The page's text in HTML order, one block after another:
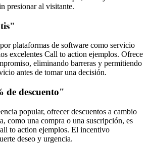
presionar al visitante.
plataformas de software como servicio
excelentes Call to action ejemplos. Ofrece
eliminando barreras y permitiendo
antes de tomar una decisión.
de descuento"
popular, ofrecer descuentos a cambio
como una compra o una suscripción, es
to action ejemplos. El incentivo
deseo y urgencia.